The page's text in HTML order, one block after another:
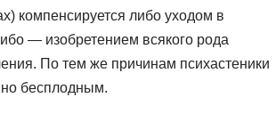
компенсируется либо уходом в
— изобретением всякого рода
По тем же причинам психастеники
но бесплодным.